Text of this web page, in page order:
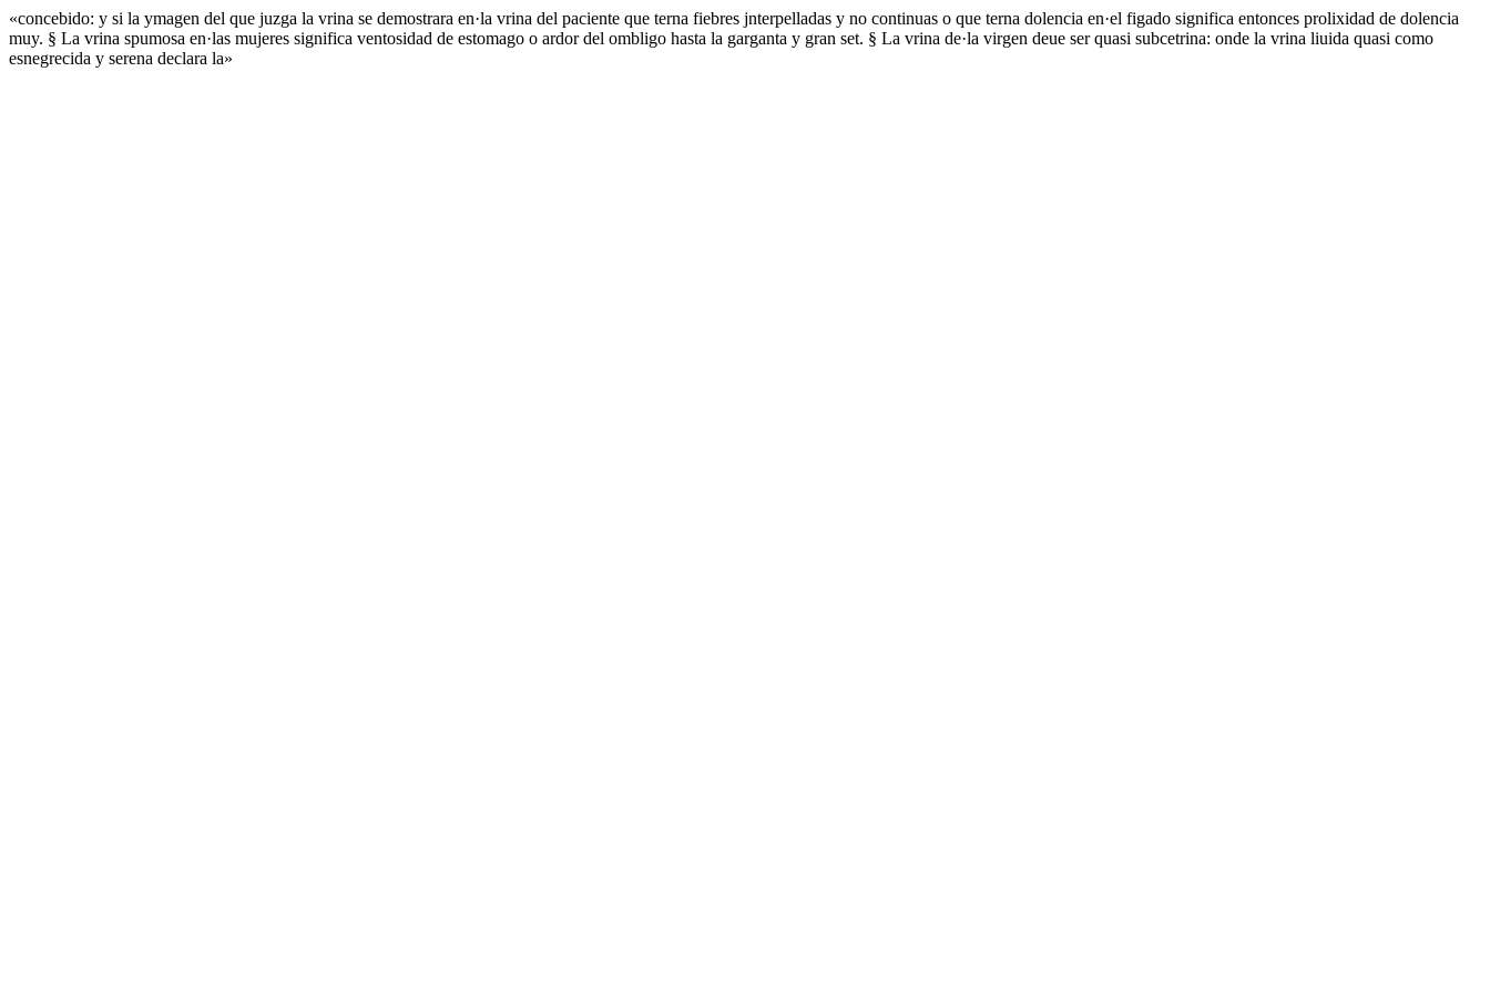
«concebido: y si la ymagen del que juzga la vrina se demostrara en·la vrina del paciente que terna fiebres jnterpelladas y no continuas o que terna dolencia en·el figado significa entonces prolixidad de dolencia
muy. § La vrina spumosa en·las mujeres significa ventosidad de estomago o ardor del ombligo hasta la garganta y gran set. § La vrina de·la virgen deue ser quasi subcetrina: onde la vrina liuida quasi como
esnegrecida y serena declara la»